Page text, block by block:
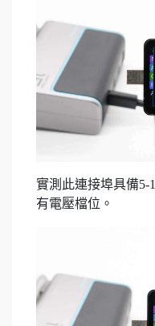
實測此連接埠具備5-
有電壓檔位。